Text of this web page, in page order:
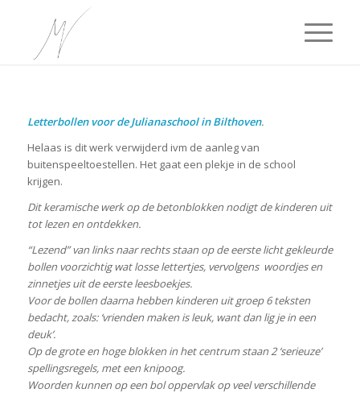
Letterbollen voor deJulianaschool in Bilthoven.
Helaas is dit werk verwijderd ivm de aanleg van
buitenspeeltoestellen. Het gaat een plekje in de school
krijgen.
Dit keramische werk op de betonblokken nodigt de kinderen uit
tot lezen en ontdekken.
“Lezend” van links naar rechts staan op de eerste licht gekleurde
bollen voorzichtig wat losse lettertjes, vervolgens woordjes en
zinnetjes uit de eerste leesboekjes.
Voor de bollen daarna hebben kinderen uit groep 6 teksten
bedacht, zoals: ‘vrienden maken is leuk, want dan lig je in een
deuk’.
Op de grote en hoge blokken in het centrum staan 2 ‘serieuze’
spellingsregels, met een knipoog.
Woorden kunnen op een bol oppervlak op veel verschillende